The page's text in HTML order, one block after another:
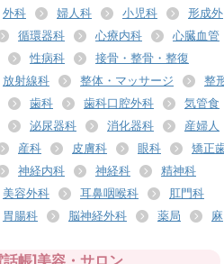
外科
婦人科 小児科
形成外
循環器科 心療内科
心臓血管
性病科
接骨・整骨・整復
放射線科
整体・マッサージ
整
歯科 歯科口腔外科
気管食
泌尿器科 消化器科
産婦人
産科 皮膚科 眼科
矯正
神経内科 神経科
精神科
美容外科
耳鼻咽喉科
肛門科
胃腸科
脳神経外科 薬局
麻